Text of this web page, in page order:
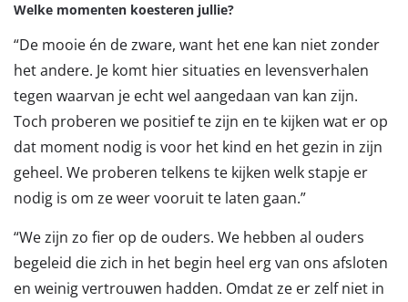
Welke momenten koesteren jullie?
“De mooie én de zware, want het ene kan niet zonder
het andere. Je komt hier situaties en levensverhalen
tegen waarvan je echt wel aangedaan van kan zijn.
Toch proberen we positief te zijn en te kijken wat er op
dat moment nodig is voor het kind en het gezin in zijn
geheel. We proberen telkens te kijken welk stapje er
nodig is om ze weer vooruit te laten gaan.”
“We zijn zo fier op de ouders. We hebben al ouders
begeleid die zich in het begin heel erg van ons afsloten
en weinig vertrouwen hadden. Omdat ze er zelf niet in